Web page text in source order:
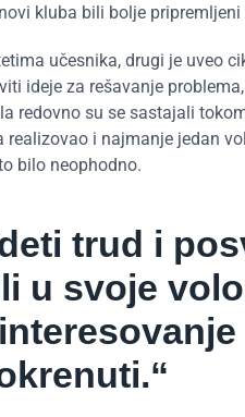
kluba bili bolje
učesnika, drugi je uveo
ideje za rešavanje
redovno su se sastajali
i najmanje jedan
bilo neophodno.
trud i
u svoje